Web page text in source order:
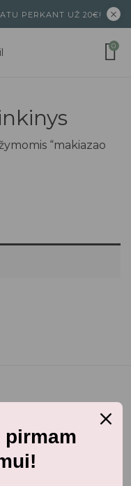
PERKANT UŽ 20€!
0
“makiazao
pirmam